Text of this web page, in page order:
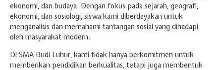
ekonomi, dan budaya. Dengan fokus pada sejarah, geografi,
ekonomi, dan sosiologi, siswa kami diberdayakan untuk
menganalisis dan memahami tantangan sosial yang dihadapi
oleh masyarakat modern.
Di SMA Budi Luhur, kami tidak hanya berkomitmen untuk
memberikan pendidikan berkualitas, tetapi juga membentuk